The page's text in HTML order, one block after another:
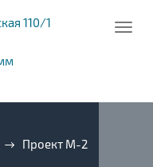
110/1
Проект M-2